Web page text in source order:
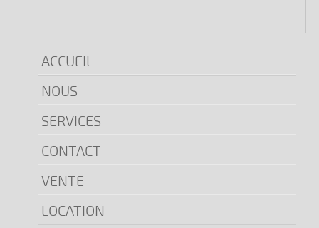
ACCUEIL
NOUS
SERVICES
CONTACT
VENTE
LOCATION